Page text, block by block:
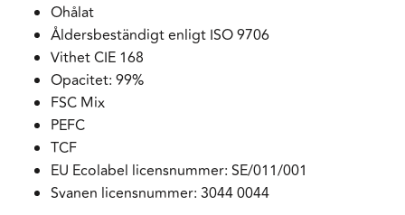
Ohålat
Åldersbeständigt enligt ISO 9706
Vithet CIE 168
Opacitet: 99%
FSC Mix
PEFC
TCF
EU Ecolabel licensnummer: SE/011/001
Svanen licensnummer: 3044 0044